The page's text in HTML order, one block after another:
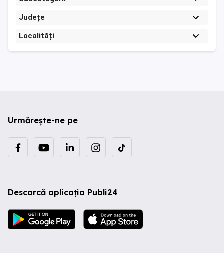
Județe
Localități
Urmărește-ne pe
Descarcă aplicația Publi24